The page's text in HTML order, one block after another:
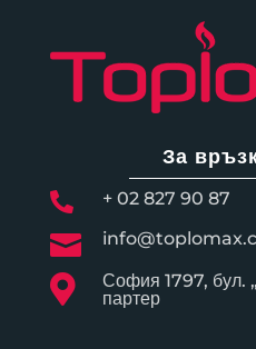
За
 + 02 827 90 87


София 1797, бул.
партер